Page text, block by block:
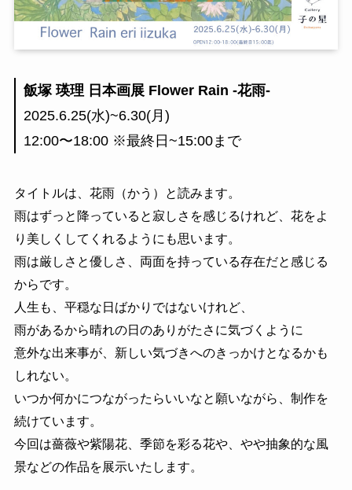
飯塚 瑛理 日本画展 Flower Rain -花雨-
2025.6.25(水)~6.30(月)
12:00〜18:00 ※最終日~15:00まで
タイトルは、花雨（かう）と読みます。
雨はずっと降っていると寂しさを感じるけれど、花をよ
り美しくしてくれるようにも思います。
雨は厳しさと優しさ、両面を持っている存在だと感じる
からです。
人生も、平穏な日ばかりではないけれど、
雨があるから晴れの日のありがたさに気づくように
意外な出来事が、新しい気づきへのきっかけとなるかも
しれない。
いつか何かにつながったらいいなと願いながら、制作を
続けています。
今回は薔薇や紫陽花、季節を彩る花や、やや抽象的な風
景などの作品を展示いたします。